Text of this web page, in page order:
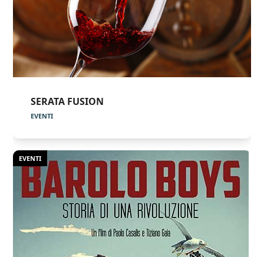
SERATA FUSION
EVENTI
EVENTI